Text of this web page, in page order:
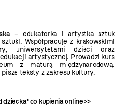
– edukatorka i artystka sztuk
Współpracuje z krakowskimi
uniwersytetami dzieci oraz
artystycznej. Prowadzi kurs
z maturą międzynarodową.
teksty z zakresu kultury.
dziecka* do kupieniaonline >>